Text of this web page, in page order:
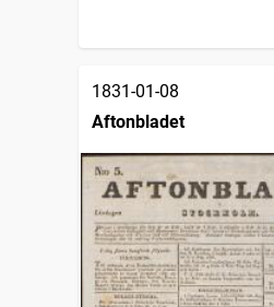
1831-01-08
Aftonbladet